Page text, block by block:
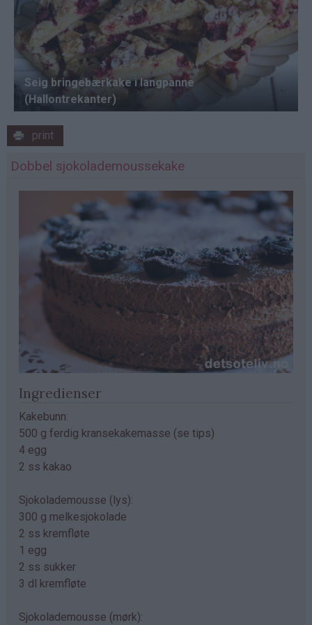
print
Dobbel sjokolademoussekake
Ingredienser
Kakebunn:
500 g ferdig kransekakemasse (se tips)
4 egg
2 ss kakao
Sjokolademousse (lys):
300 g melkesjokolade
2 ss kremfløte
1 egg
2 ss sukker
3 dl kremfløte
Sjokolademousse (mørk):